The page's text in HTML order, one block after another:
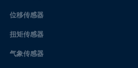
位移传感器
扭矩传感器
气象传感器